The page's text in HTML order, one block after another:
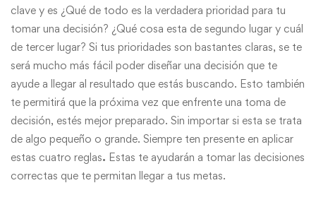
clave y es ¿Qué de todo es la verdadera prioridad para tu
tomar una decisión? ¿Qué cosa esta de segundo lugar y cuál
de tercer lugar? Si tus prioridades son bastantes claras, se te
será mucho más fácil poder diseñar una decisión que te
ayude a llegar al resultado que estás buscando. Esto también
te permitirá que la próxima vez que enfrente una toma de
decisión, estés mejor preparado. Sin importar si esta se trata
de algo pequeño o grande. Siempre ten presente en aplicar
estas cuatro reglas. Estas te ayudarán a tomar las decisiones
correctas que te permitan llegar a tus metas.